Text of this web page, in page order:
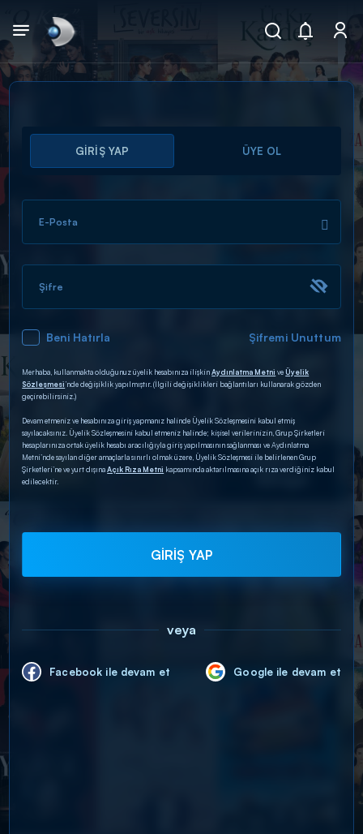
Arama
ARAMA SONUÇLARI
DİĞER SONUÇLAR
GİRİŞ YAP ÜYE OL
E-Posta
Şifre
Beni Hatırla Şifremi Unuttum
Merhaba, kullanmakta olduğunuz üyelik hesabınıza ilişkinAydınlatma Metni veÜyelik
Sözleşmesi’nde değişiklik yapılmıştır. (İlgili değişiklikleri bağlantıları kullanarak gözden
geçirebilirsiniz.)
Devam etmeniz ve hesabınıza giriş yapmanız halinde Üyelik Sözleşmesini kabul etmiş
sayılacaksınız. Üyelik Sözleşmesini kabul etmeniz halinde; kişisel verilerinizin, Grup Şirketleri
hesaplarınıza ortak üyelik hesabı aracılığıyla giriş yapılmasının sağlanması ve Aydınlatma
Metni’nde sayılan diğer amaçlarla sınırlı olmak üzere, Üyelik Sözleşmesi ile belirlenen Grup
Şirketleri’ne ve yurt dışınaAçık Rıza Metni kapsamında aktarılmasına açık rıza verdiğiniz kabul
edilecektir.
GİRİŞ YAP
veya
Facebook ile devam et Google ile devam et